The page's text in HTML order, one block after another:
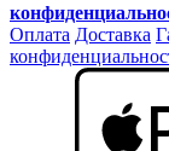
Оплата Доставка